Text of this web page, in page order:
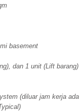
basement
dan 1 unit (Lift barang)
(diluar jam kerja